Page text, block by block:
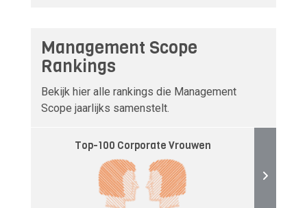
Management Scope
Rankings
Bekijk hier alle rankings die Management
Scope jaarlijks samenstelt.
Top-100 Corporate Vrouwen